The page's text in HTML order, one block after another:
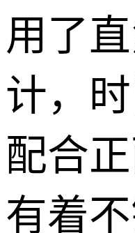
用了
计，时
配合
有着